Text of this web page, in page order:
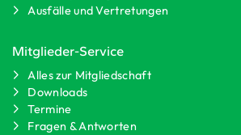
Ausfälle und Vertretungen
Mitglieder-Service
Alles zur Mitgliedschaft
Downloads
Termine
Fragen & Antworten